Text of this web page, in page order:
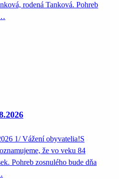
rodená Tanková. Pohreb
1/ Vážení obyvatelia!S
že vo veku 84
Pohreb zosnulého bude dňa